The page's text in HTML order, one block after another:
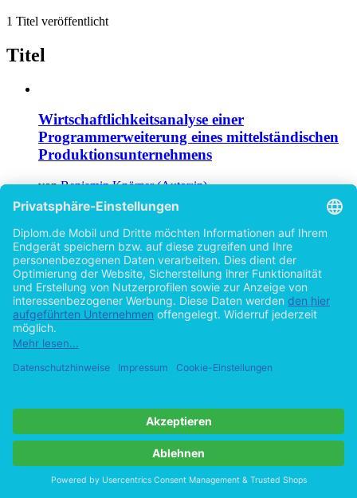
1 Titel veröffentlicht
Titel
Wirtschaftlichkeitsanalyse einer
Programmerweiterung eines mittelständischen
Produktionsunternehmens
vonBenjamin Knörzer (Autor:in)
©2004 Diplomarbeit
Hilfe/FAQ
Impressum
Datenschutz
AGB
Vertrag widerrufen
Zur Desktop-Version
Copyright ©Imprint in der Bedey & Thoms Media GmbH
byOpen Publishing